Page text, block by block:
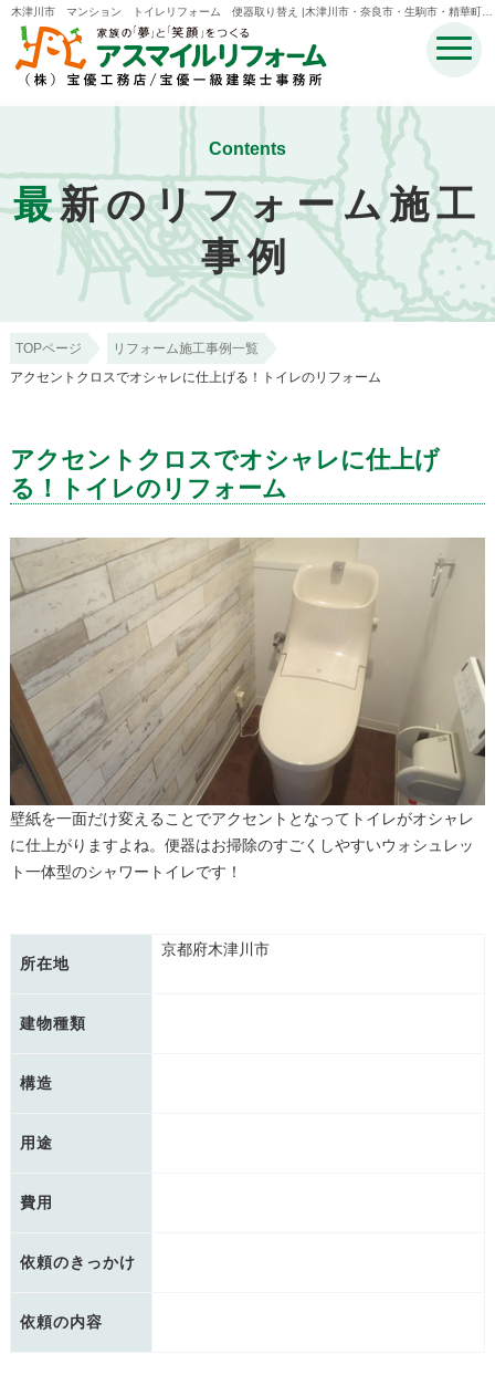
木津川市 マンション トイレリフォーム 便器取り替え |木津川市・奈良市・生駒市・精華町・
井手町のリフォームのことなら宝優工務店アスマイルリフォーム
Contents
最新のリフォーム施工
事例
TOPページ
リフォーム施工事例一覧
アクセントクロスでオシャレに仕上げる！トイレのリフォーム
アクセントクロスでオシャレに仕上げ
る！トイレのリフォーム
壁紙を一面だけ変えることでアクセントとなってトイレがオシャレ
に仕上がりますよね。便器はお掃除のすごくしやすいウォシュレッ
ト一体型のシャワートイレです！
所在地
京都府木津川市
建物種類
構造
用途
費用
依頼のきっかけ
依頼の内容